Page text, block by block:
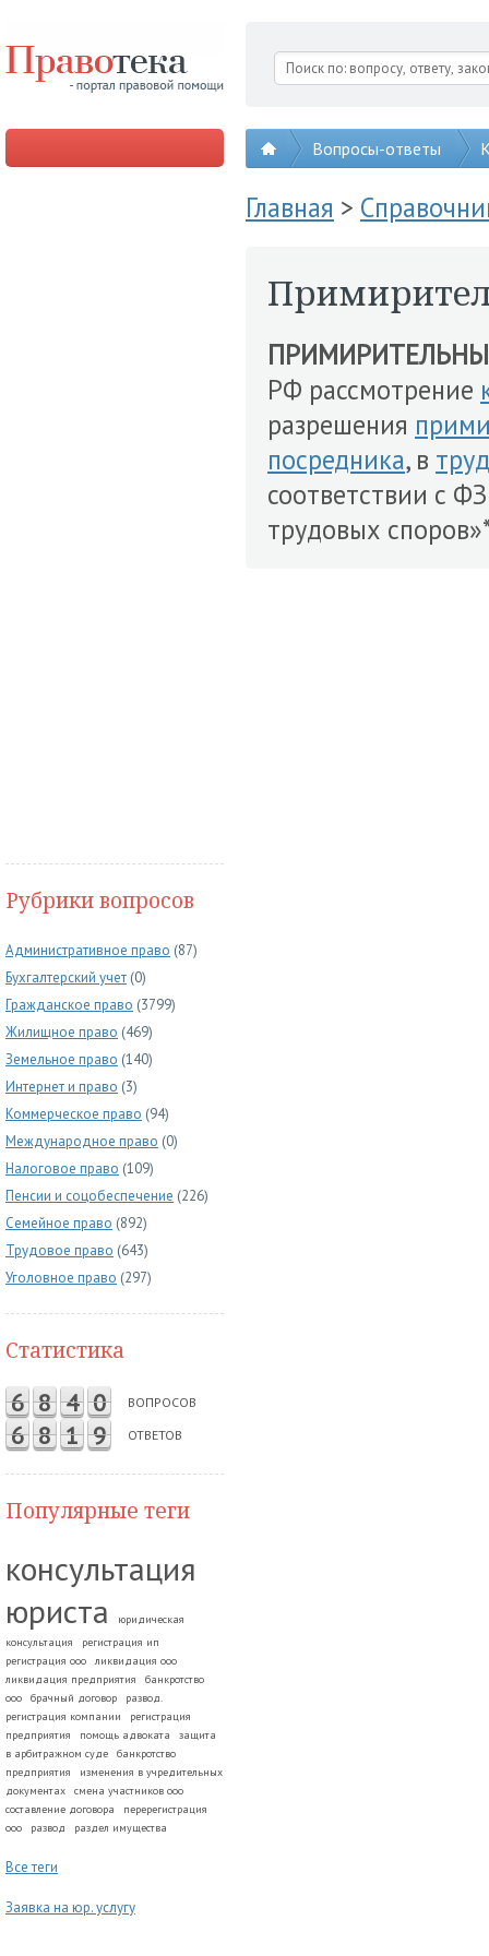
Вопросы-ответы
Рубрики вопросов
Административное право (87)
Бухгалтерский учет (0)
Гражданское право (3799)
Жилищное право (469)
Земельное право (140)
Интернет и право (3)
Коммерческое право (94)
Международное право (0)
Налоговое право (109)
Пенсии и соцобеспечение (226)
Семейное право (892)
Трудовое право (643)
Уголовное право (297)
Статистика
6 8 4 0 ВОПРОСОВ
6 8 1 9 ОТВЕТОВ
Популярные теги
консультация
юриста
юридическая
консультация
регистрация ип
регистрация ооо
ликвидация ооо
ликвидация предприятия
банкротство
ооо
брачный договор
развод.
регистрация компании
регистрация
предприятия
помощь адвоката
защита
в арбитражном суде
банкротство
предприятия
изменения в учредительных
документах
смена участников ооо
составление договора
перерегистрация
ооо
развод раздел имущества
Все теги
Заявка на юр. услугу
Главная >
РФ рассмотрение
разрешения
посредника, в
соответствии с
трудовых